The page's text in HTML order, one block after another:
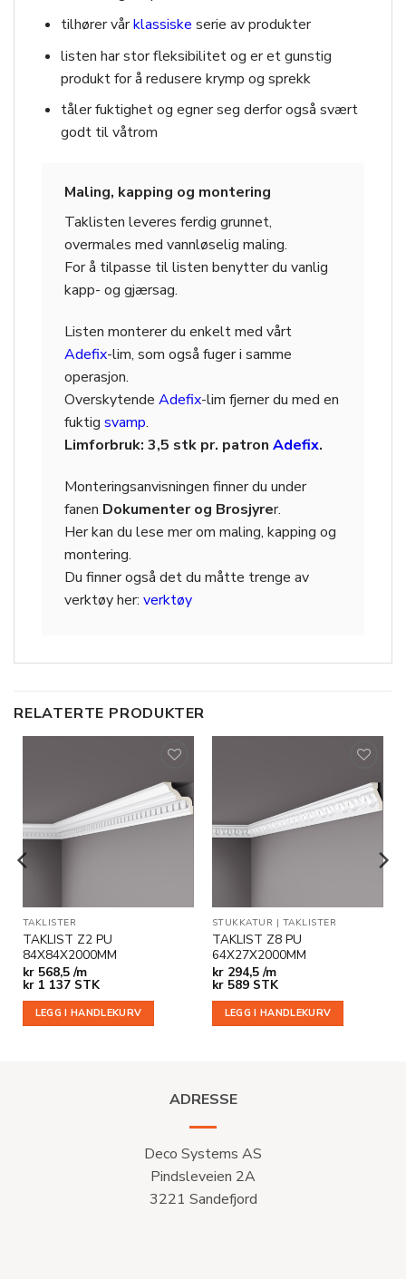
tilhører vårklassiske serie av produkter
listen har stor fleksibilitet og er et gunstig
produkt for å redusere krymp og sprekk
tåler fuktighet og egner seg derfor også svært
godt til våtrom
Maling, kapping og montering
Taklisten leveres ferdig grunnet,
overmales med vannløselig maling.
For å tilpasse til listen benytter du vanlig
kapp- og gjærsag.
Listen monterer du enkelt med vårt
Adefix-lim, som også fuger i samme
operasjon.
Overskytende Adefix-lim fjerner du med en
fuktig svamp.
Limforbruk: 3,5 stk pr. patron Adefix.
Monteringsanvisningen finner du under
fanen Dokumenter og Brosjyrer.
Her kan du lese mer om maling, kapping og
montering.
Du finner også det du måtte trenge av
verktøy her: verktøy
RELATERTE PRODUKTER
Legg til
i
ønskeliste
TAKLISTER
TAKLIST Z2 PU
84X84X2000MM
kr568,5 /m
kr1 137 STK
LEGG I HANDLEKURV
Legg til
i
ønskeliste
STUKKATUR | TAKLISTER
TAKLIST Z8 PU
64X27X2000MM
kr294,5 /m
kr589 STK
LEGG I HANDLEKURV
ADRESSE
Deco Systems AS
Pindsleveien 2A
3221 Sandefjord